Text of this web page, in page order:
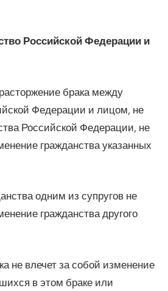
Российской Федерации и
брака между
Федерации и лицом, не
Российской Федерации, не
гражданства указанных
одним из супругов не
гражданства другого
не влечет за собой изменение
в этом браке или